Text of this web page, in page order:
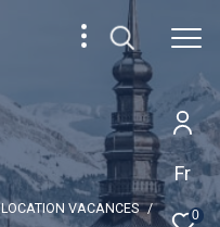
Fr
0
LOCATION VACANCES